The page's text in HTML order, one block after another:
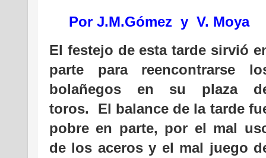
Por J.M.Gómez y V. Moya
El festejo de esta tarde sirvió
parte para reencontrarse
bolañegos en su plaza
toros. El balance de la tarde
pobre en parte, por el mal
de los aceros y el mal juego